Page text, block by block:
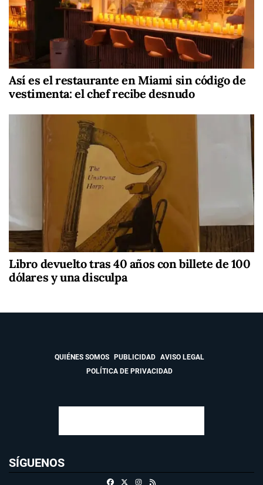
Así es el restaurante en Miami sin código de
vestimenta: el chef recibe desnudo
Libro devuelto tras 40 años con billete de 100
dólares y una disculpa
QUIÉNES SOMOS PUBLICIDAD
AVISO LEGAL
POLÍTICA DE PRIVACIDAD
SÍGUENOS
FacebookInstagram